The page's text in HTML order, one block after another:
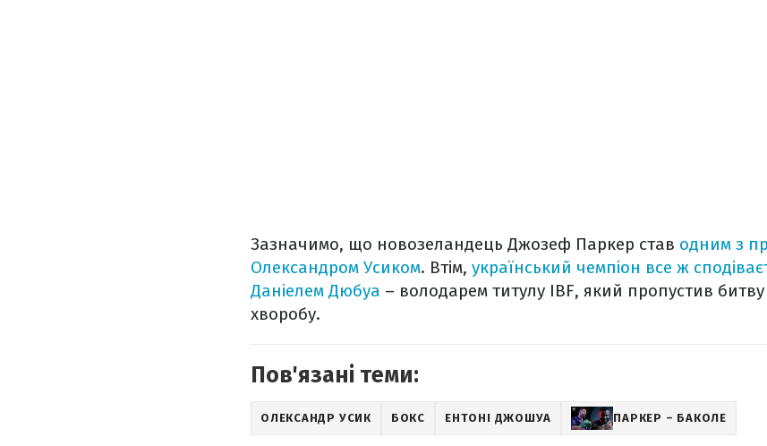
Зазначимо, що новозеландець Джозеф Паркер став одним з
Олександром Усиком. Втім, український чемпіон все ж
Даніелем Дюбуа – володарем титулу IBF, який пропустив битву
хворобу.
Пов'язані теми:
ОЛЕКСАНДР УСИК БОКС ЕНТОНІ ДЖОШУА ПАРКЕР – БАКОЛЕ